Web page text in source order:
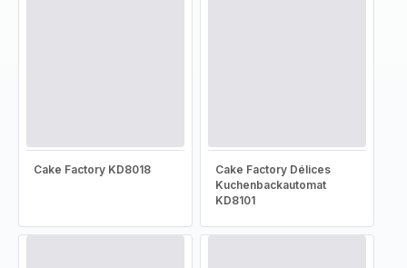
Cake Factory KD8018
Cake Factory Délices
Kuchenbackautomat
KD8101